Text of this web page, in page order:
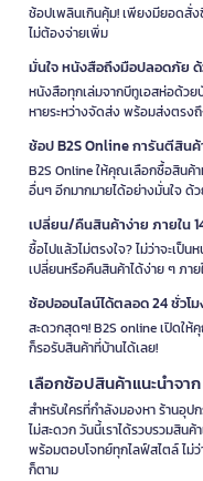
ช้อปเพลินเกินคุ้ม! เพียงมียอดสั่
ไม่ต้องจ่ายเพิ่ม
มั่นใจ หนังสือถึงมือปลอดภัย
หนังสือทุกเล่มจากบีทูเอสห่อด้วย
หายระหว่างจัดส่ง พร้อมส่งตร
ช้อป B2S Online การันตีสินค้
B2S Online ให้คุณเลือกซื้อสินค้า
อื่นๆ อีกมากมายได้อย่างมั่นใจ ด้
เปลี่ยน/คืนสินค้าง่าย ภายใน
ซื้อไปแล้วไม่ตรงใจ? ไม่ว่าจะเ
เปลี่ยนหรือคืนสินค้าได้ง่าย ๆ ภา
ช้อปออนไลน์ได้ตลอด 24 ชั่วโ
สะดวกสุดๆ! B2S online เปิดใ
ก็รอรับสินค้าที่บ้านได้เลย!
เลือกช้อปสินค้าแนะนำจา
สำหรับใครที่กำลังมองหา ร้านอุป
ไม่สะดวก วันนี้เราได้รวบรวมสิน
พร้อมตอบโจทย์ทุกไลฟ์สไตล์ ไม่
ก็ตาม